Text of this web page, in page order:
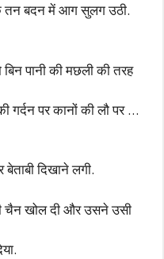
तन बदन में आग सुलग उठी.
बिन पानी की मछली की तरह
गर्दन पर कानों की लौ पर …
दिखाने लगी.
चैन खोल दी और उसने उसी